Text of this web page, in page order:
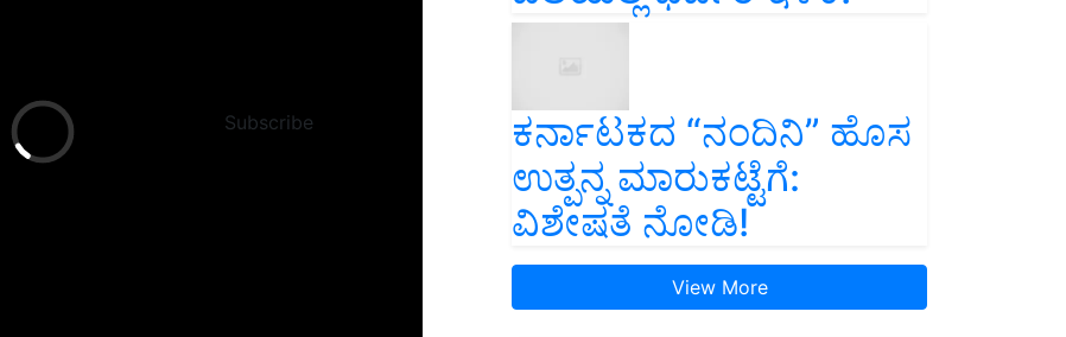
Subscribe
ಕರ್ನಾಟಕದ “ನಂದಿನಿ” ಹೊಸ
ಉತ್ಪನ್ನ ಮಾರುಕಟ್ಟೆಗೆ:
ವಿಶೇಷತೆ ನೋಡಿ!
View More